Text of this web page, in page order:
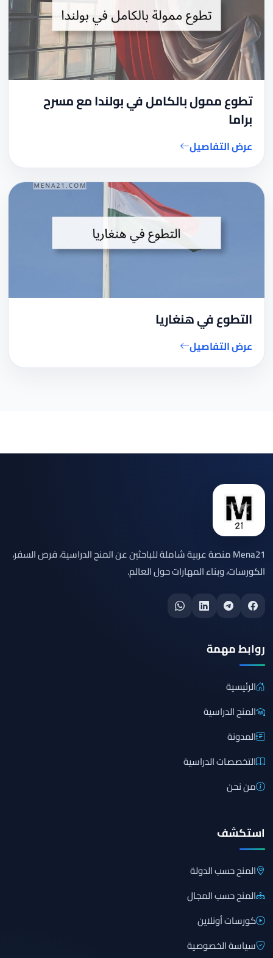
تطوع ممول بالكامل في بولندا مع مسرح
براما
عرض التفاصيل
التطوع في هنغاريا
عرض التفاصيل
Mena21 منصة عربية شاملة للباحثين عن المنح الدراسية، فرص السفر،
الكورسات، وبناء المهارات حول العالم.
روابط مهمة
الرئيسية
المنح الدراسية
المدونة
التخصصات الدراسية
من نحن
استكشف
المنح حسب الدولة
المنح حسب المجال
كورسات أونلاين
سياسة الخصوصية